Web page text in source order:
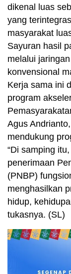
dikenal luas
yang
masyarakat
Sayuran hasil
melalui
konvensional
Kerja sama ini
program
Agus
mendukung
“Di samping
penerimaan
(PNBP)
menghasilkan
hidup,
tukasnya. (SL)